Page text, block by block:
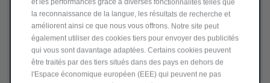
et les performances grâce à diverses fonctionnalités telles que
la reconnaissance de la langue, les résultats de recherche et
améliorent ainsi ce que nous vous offrons. Notre site peut
également utiliser des cookies tiers pour envoyer des publicités
qui vous sont davantage adaptées. Certains cookies peuvent
être traités par des tiers situés dans des pays en dehors de
l'Espace économique européen (EEE) qui peuvent ne pas